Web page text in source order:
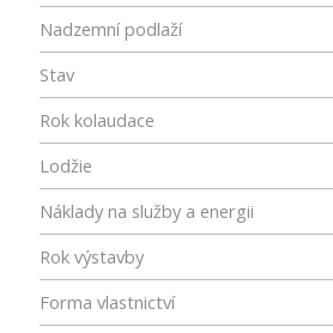
Nadzemní podlaží
Stav
Rok kolaudace
Lodžie
Náklady na služby a energii
Rok výstavby
Forma vlastnictví